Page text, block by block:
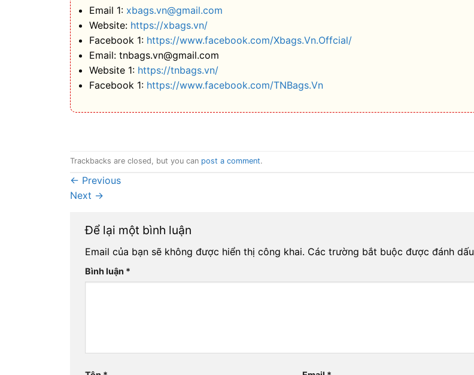
Email 1: xbags.vn@gmail.com
Website: https://xbags.vn/
Facebook 1: https://www.facebook.com/Xbags.Vn.Offcial/
Email: tnbags.vn@gmail.com
Website 1: https://tnbags.vn/
Facebook 1: https://www.facebook.com/TNBags.Vn
Trackbacks are closed, but you can post a comment.
← Previous
Next →
Để lại một bình luận
Email của bạn sẽ không được hiển thị công khai. Các trường bắt buộc được đánh dấu
Bình luận *